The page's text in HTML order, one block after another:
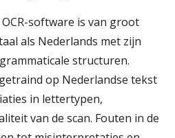
software is van groot
als Nederlands met zijn
structuren.
op Nederlandse tekst
in lettertypen,
van de scan. Fouten in de